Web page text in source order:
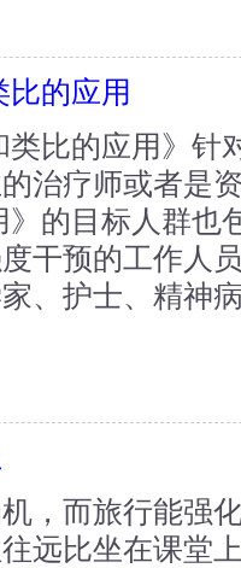
的应用
类比的应用》
治疗师或者是
的目标人群也
干预的工作人
、护士、精神
，而旅行能强
远比坐在课堂